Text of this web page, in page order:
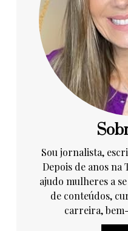
Sou jornalista,
Depois de anos na
ajudo mulheres a
de conteúdos,
carreira,